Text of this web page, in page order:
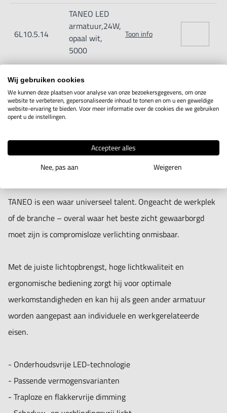
Armen ontlast door veer met 3D-kopscharnier
Folieknop in de armatuurkop voor Aan / Uit en dimming
Beveiligingsgraad IP20; beschermingsklasse II (netvoeding
met stekker), beschermingsklasse I (tafelnetvoeding)
Levering met ca. 3 m aansluitkabel en netvoeding met
stekker (14 W) of tafelnetvoeding (24 en 34 W) met stekker
type CEE 7 / 7 (randaardestekker)
Verschillende bevestigingen en extra loep (3,5 dioptrieën)
als accessoire
Arm A = 384mm
Arm B = 400mm
6L10.5.14
TANEO LED
armatuur,24W,
opaal wit,
5000
Toon info
IN WINKELWAGEN
Productomschrijving
TANEO is een waar universeel talent. Ongeacht de werkplek
of de branche – overal waar het beste zicht gewaarborgd
moet zijn is compromisloze verlichting onmisbaar.
Met de juiste lichtopbrengst, hoge lichtkwaliteit en
ergonomische bediening zorgt hij voor optimale
werkomstandigheden en kan hij als geen ander armatuur
worden aangepast aan individuele en werkgerelateerde
eisen.
- Onderhoudsvrije LED-technologie
- Passende vermogensvarianten
- Traploze en flakkervrije dimming
Wij gebruiken cookies
We kunnen deze plaatsen voor analyse van onze bezoekersgegevens, om onze
website te verbeteren, gepersonaliseerde inhoud te tonen en om u een geweldige
website-ervaring te bieden. Voor meer informatie over de cookies die we gebruiken
opent u de instellingen.
Accepteer alles
Nee, pas aan
Weigeren